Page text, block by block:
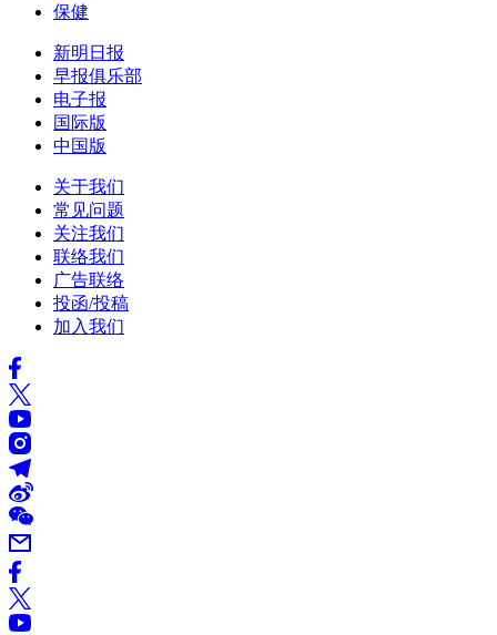
保健
新明日报
早报俱乐部
电子报
国际版
中国版
关于我们
常见问题
关注我们
联络我们
广告联络
投函/投稿
加入我们